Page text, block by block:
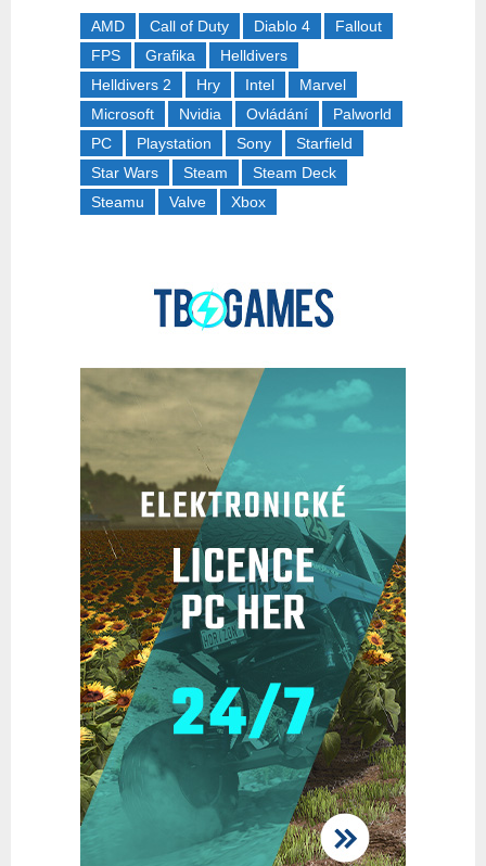
AMD Call of Duty Diablo 4
Fallout
FPS
Grafika
Helldivers
Helldivers 2
Hry Intel
Marvel
Microsoft
Nvidia Ovládání
Palworld
PC
Playstation Sony
Starfield
Star Wars
Steam
Steam Deck
Steamu
Valve Xbox